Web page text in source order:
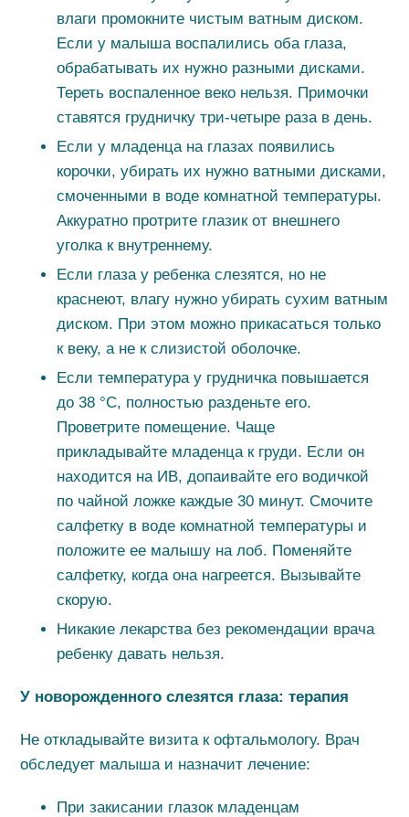
влаги промокните чистым ватным диском.
Если у малыша воспалились оба глаза,
обрабатывать их нужно разными дисками.
Тереть воспаленное веко нельзя. Примочки
ставятся грудничку три-четыре раза в день.
Если у младенца на глазах появились
корочки, убирать их нужно ватными дисками,
смоченными в воде комнатной температуры.
Аккуратно протрите глазик от внешнего
уголка к внутреннему.
Если глаза у ребенка слезятся, но не
краснеют, влагу нужно убирать сухим ватным
диском. При этом можно прикасаться только
к веку, а не к слизистой оболочке.
Если температура у грудничка повышается
до 38 °С, полностью разденьте его.
Проветрите помещение. Чаще
прикладывайте младенца к груди. Если он
находится на ИВ, допаивайте его водичкой
по чайной ложке каждые 30 минут. Смочите
салфетку в воде комнатной температуры и
положите ее малышу на лоб. Поменяйте
салфетку, когда она нагреется. Вызывайте
скорую.
Никакие лекарства без рекомендации врача
ребенку давать нельзя.
У новорожденного слезятся глаза: терапия
Не откладывайте визита к офтальмологу. Врач
обследует малыша и назначит лечение:
При закисании глазок младенцам